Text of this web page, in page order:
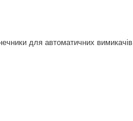
для автоматичних вимикачів